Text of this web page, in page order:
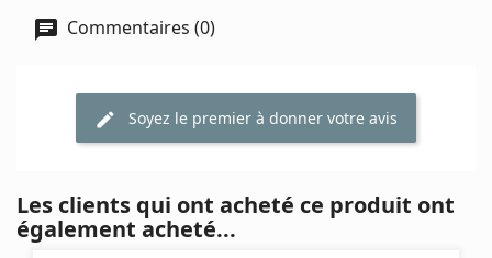
Commentaires (0)
Soyez le premier à donner votre avis
Les clients qui ont acheté ce produit ont
également acheté...